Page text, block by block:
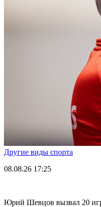
Другие виды спорта
08.08.26 17:25
Юрий Шевцов вызвал 20